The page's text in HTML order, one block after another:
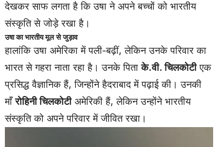
देखकर साफ लगता है कि उषा ने अपने बच्चों को भारतीय
संस्कृति से जोड़े रखा है।
उषा का भारतीय मूल से जुड़ाव
हालांकि उषा अमेरिका में पली-बढ़ीं, लेकिन उनके परिवार का
भारत से गहरा नाता रहा है। उनके पिताके.वी. चिलकोटीएक
प्रसिद्ध वैज्ञानिक हैं, जिन्होंने हैदराबाद में पढ़ाई की। उनकी
माँरोहिनी चिलकोटीअमेरिकी हैं, लेकिन उन्होंने भारतीय
संस्कृति को अपने परिवार में जीवित रखा।